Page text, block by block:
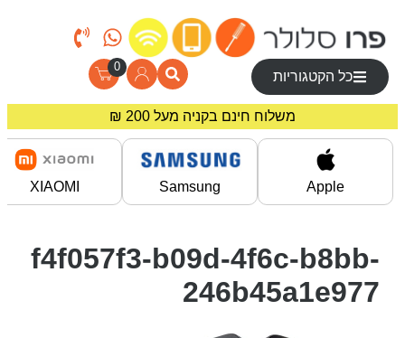
כל הקטגוריות
0
משלוח חינם בקניה מעל 200 ₪
מחירים מיוחדים לרוכשים באתר!
Apple
Samsung
XIAOMI
f4f057f3-b09d-4f6c-b8bb-
246b45a1e977